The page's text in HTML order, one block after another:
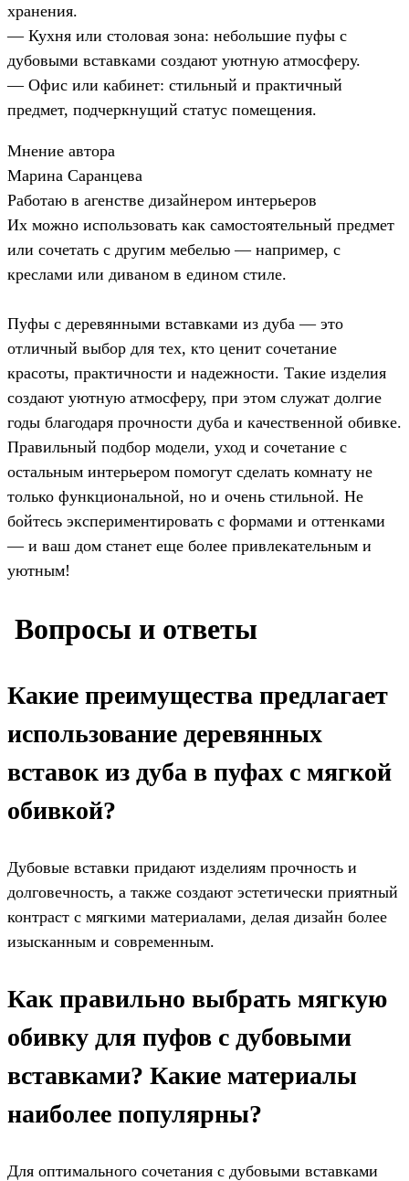
хранения.
— Кухня или столовая зона: небольшие пуфы с
дубовыми вставками создают уютную атмосферу.
— Офис или кабинет: стильный и практичный
предмет, подчеркнущий статус помещения.
Мнение автора
Марина Саранцева
Работаю в агенстве дизайнером интерьеров
Их можно использовать как самостоятельный предмет
или сочетать с другим мебелью — например, с
креслами или диваном в едином стиле.
Пуфы с деревянными вставками из дуба — это
отличный выбор для тех, кто ценит сочетание
красоты, практичности и надежности. Такие изделия
создают уютную атмосферу, при этом служат долгие
годы благодаря прочности дуба и качественной обивке.
Правильный подбор модели, уход и сочетание с
остальным интерьером помогут сделать комнату не
только функциональной, но и очень стильной. Не
бойтесь экспериментировать с формами и оттенками
— и ваш дом станет еще более привлекательным и
уютным!
️ Вопросы и ответы
Какие преимущества предлагает
использование деревянных
вставок из дуба в пуфах с мягкой
обивкой?
Дубовые вставки придают изделиям прочность и
долговечность, а также создают эстетически приятный
контраст с мягкими материалами, делая дизайн более
изысканным и современным.
Как правильно выбрать мягкую
обивку для пуфов с дубовыми
вставками? Какие материалы
наиболее популярны?
Для оптимального сочетания с дубовыми вставками